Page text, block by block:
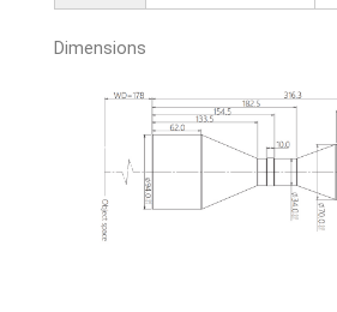
Dimensions